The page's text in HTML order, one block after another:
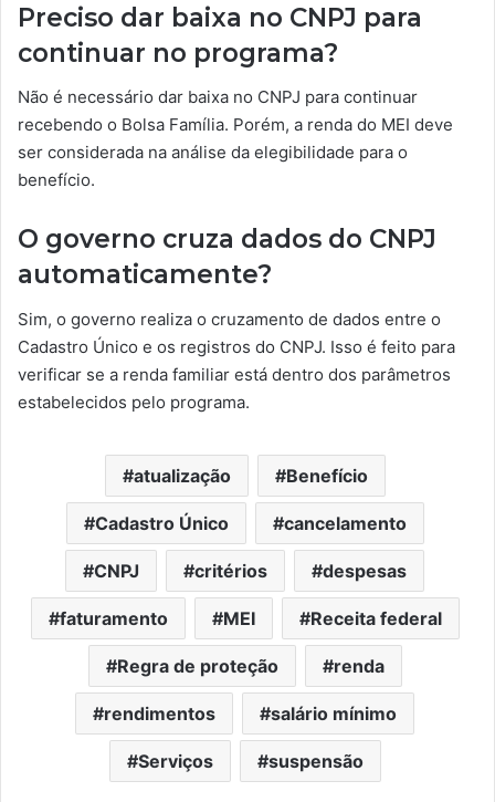
Preciso dar baixa no CNPJ para
continuar no programa?
Não é necessário dar baixa no CNPJ para continuar
recebendo o Bolsa Família. Porém, a renda do MEI deve
ser considerada na análise da elegibilidade para o
benefício.
O governo cruza dados do CNPJ
automaticamente?
Sim, o governo realiza o cruzamento de dados entre o
Cadastro Único e os registros do CNPJ. Isso é feito para
verificar se a renda familiar está dentro dos parâmetros
estabelecidos pelo programa.
atualização Benefício
Cadastro Único cancelamento
CNPJ critérios despesas
faturamento MEI Receita federal
Regra de proteção renda
rendimentos salário mínimo
Serviços suspensão